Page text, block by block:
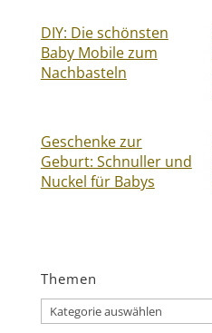
DIY: Die schönsten
Baby Mobile zum
Nachbasteln
Geschenke zur
Geburt: Schnuller und
Nuckel für Babys
Themen
Themen